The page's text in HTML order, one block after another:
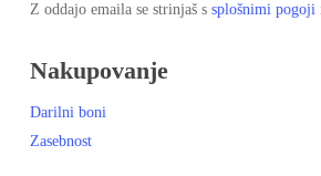
Z oddajo emaila se strinjaš s splošnimi pogoji
Nakupovanje
Darilni boni
Zasebnost